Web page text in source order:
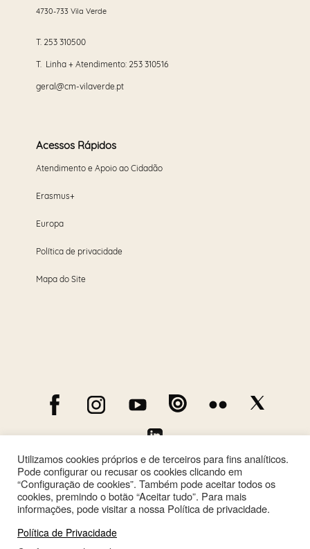
4730-733 Vila Verde
T. 253 310500
T. Linha + Atendimento: 253 310516
geral@cm-vilaverde.pt
Acessos Rápidos
Atendimento e Apoio ao Cidadão
Erasmus+
Europa
Política de privacidade
Mapa do Site
Utilizamos cookies próprios e de terceiros para fins analíticos.
Pode configurar ou recusar os cookies clicando em
“Configuração de cookies”. Também pode aceitar todos os
cookies, premindo o botão “Aceitar tudo”. Para mais
informações, pode visitar a nossa Política de privacidade.
Política de Privacidade